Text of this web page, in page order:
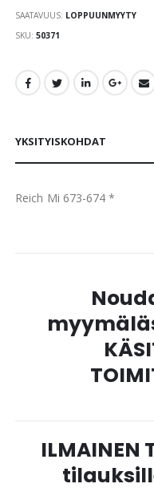
images
SAATAVUUS: LOPPUUNMYYTY
SKU 50371
YKSITYISKOHDAT
Reich Mi 673-674 *
ILMAINEN